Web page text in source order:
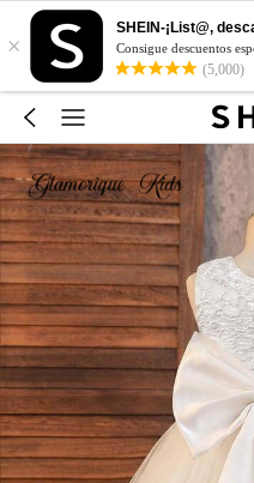
×
SHEIN-¡List@,
Consigue descuentos
(5,000)